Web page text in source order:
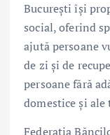
București își
social, oferind
ajută persoane
de zi și de
persoane fără
domestice și
Federația